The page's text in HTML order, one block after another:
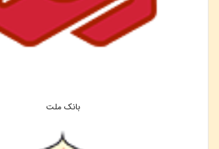
بانک ملت